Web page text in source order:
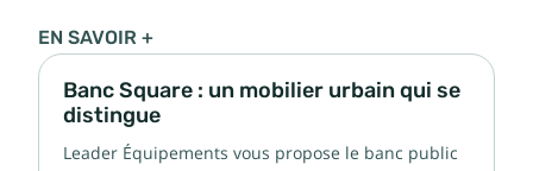
EN SAVOIR +
Banc Square : un mobilier urbain qui se
distingue
Leader Équipements vous propose le banc public